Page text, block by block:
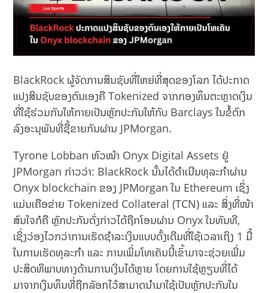
BlackRock ຜູ້ຈັດການສິນຊັບທີ່ໃຫຍ່ທີ່ສຸດຂອງໂລກ ໄດ້ປະກາດ
ແປງສິນຊັບຂອງຕົນເອງຄື Tokenized ຈາກກອງທຶນຕະຫຼາດເງິນ
ທີ່ໃຊ້ຮ່ວມກັນໃຫ້ກາຍເປັນຫຼັກປະກັນໃຫ້ກັບ Barclays ໃນຂໍ້ຕົກ
ລົງອະນຸພັນທີ່ຊື້ຂາຍກັນຜ່ານ JPMorgan.
Tyrone Lobban ຫົວໜ້າ Onyx Digital Assets ຢູ່
JPMorgan ກ່າວວ່າ: BlackRock ນັ້ນໄດ້ດໍາເນີນທຸລະກໍາຜ່ານ
Onyx blockchain ຂອງ JPMorgan ໃນ Ethereum ເຊິ່ງ
ແມ່ນເຄືອຂ່າຍ Tokenized Collateral (TCN) ແລະ ສິ່ງທີ່ໜ້າ
ສົນໃຈກໍຄື ຫຼັກປະກັນດັ່ງກ່າວໄດ້ຖືກໂອນຜ່ານ Onyx ໃນທັນທີ,
ເຊິ່ງວ່ອງໄວກວ່າການເຮັດຊຳລະເງິນແບບດັ້ງເດີມທີ່ໃຊ້ເວລາເຖິງ 1 ມື້
ໃນການເຮັດທຸລະກຳ ແລະ ການເພິ່ມໂທເຄັນນີ້ເຂົ້າມາຈະຊ່ວຍເພີ່ມ
ປະສິດທິພາບທາງດ້ານການເງິນໄດ້ຫຼາຍ ໂດຍການໃຊ້ຫຼຽນທີ່ໄດ້
ມາຈາກເງິນທຶນທີ່ຖືກລັອກໄວ້ສາມາດນຳມາໃຊ້ເປັນຫຼັກປະກັນໃນ